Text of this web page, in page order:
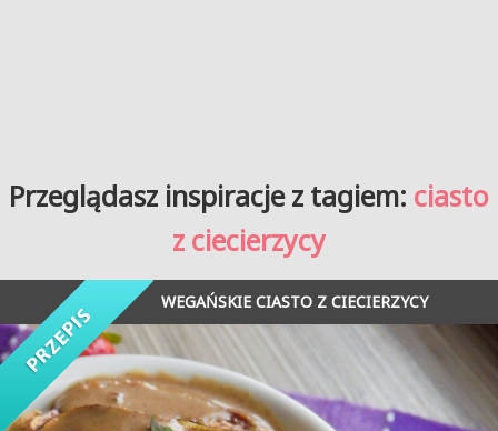
Przeglądasz inspiracje z tagiem: ciasto
z ciecierzycy
WEGAŃSKIE CIASTO Z CIECIERZYCY